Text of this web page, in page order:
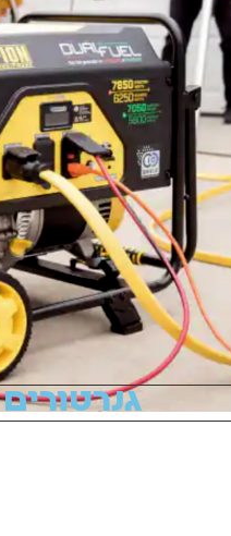
גנרטורים